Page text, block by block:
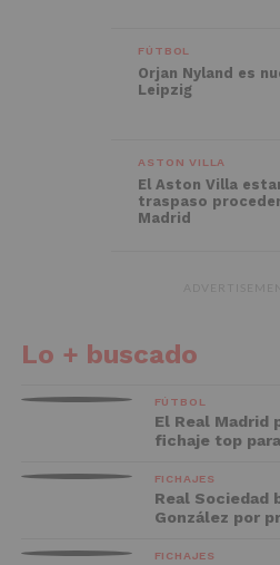
FÚTBOL
Orjan Nyland es
Leipzig
ASTON VILLA
El Aston Villa
traspaso
Madrid
Lo + buscado
FÚTBOL
El Real Madrid
fichaje top
FICHAJES
Real Sociedad
González por
FICHAJES